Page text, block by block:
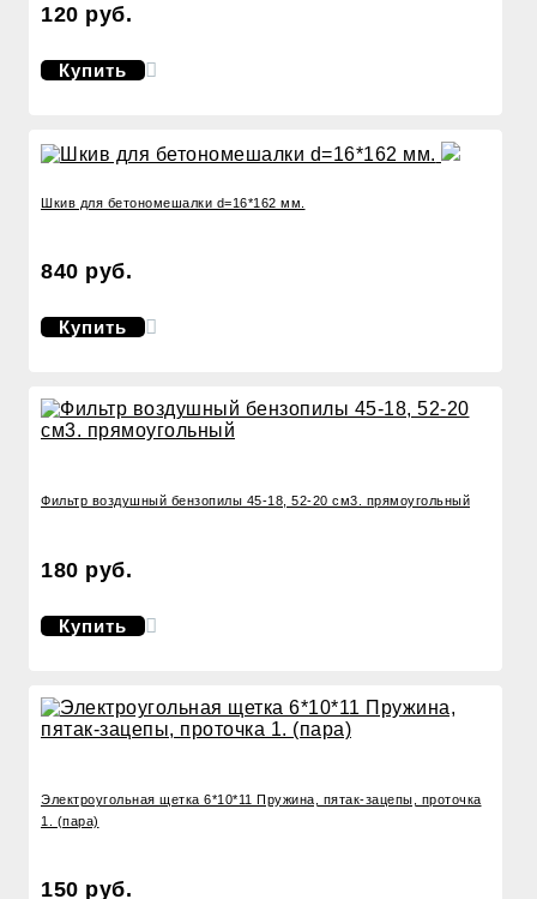
120 руб.
Купить
Шкив для бетономешалки d=16*162 мм.
840 руб.
Купить
Фильтр воздушный бензопилы 45-18, 52-20 см3. прямоугольный
180 руб.
Купить
Электроугольная щетка 6*10*11 Пружина, пятак-зацепы, проточка
1. (пара)
150 руб.